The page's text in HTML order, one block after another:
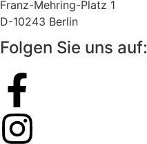
Franz-Mehring-Platz 1
D-10243 Berlin
Folgen Sie uns auf: